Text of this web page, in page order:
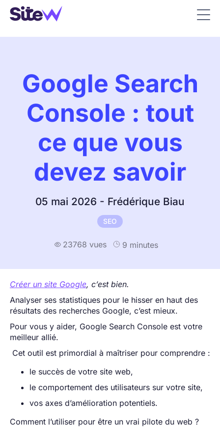
Google Search
Console : tout
ce que vous
devez savoir
05 mai 2026 - Frédérique Biau
SEO
 23768 vues 9 minutes
Créer un site Google, c’est bien.
Analyser ses statistiques pour le hisser en haut des
résultats des recherches Google, c’est mieux.
Pour vous y aider, Google Search Console est votre
meilleur allié.
Cet outil est primordial à maîtriser pour comprendre :
le succès de votre site web,
le comportement des utilisateurs sur votre site,
vos axes d’amélioration potentiels.
Comment l’utiliser pour être un vrai pilote du web ?